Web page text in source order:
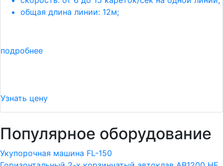
общая длина линии: 12м;
подробнее
Узнать цену
Популярное оборудование
Укупорочная машина FL-150